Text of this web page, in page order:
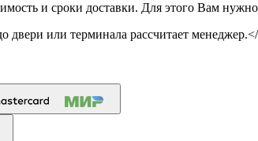
и сроки доставки. Для этого Вам
двери или терминала рассчитает